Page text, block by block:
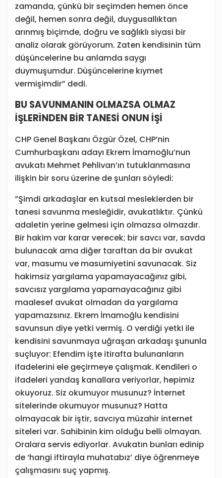
zamanda, çünkü bir seçimden hemen önce
değil, hemen sonra değil, duygusallıktan
arınmış biçimde, doğru ve sağlıklı siyasi bir
analiz olarak görüyorum. Zaten kendisinin tüm
düşüncelerine bu anlamda saygı
duymuşumdur. Düşüncelerine kıymet
vermişimdir” dedi.
BU SAVUNMANIN OLMAZSA OLMAZ
İŞLERİNDEN BİR TANESİ ONUN İŞİ
CHP Genel Başkanı Özgür Özel, CHP’nin
Cumhurbaşkanı adayı Ekrem İmamoğlu’nun
avukatı Mehmet Pehlivan’ın tutuklanmasına
ilişkin bir soru üzerine de şunları söyledi:
”Şimdi arkadaşlar en kutsal mesleklerden bir
tanesi savunma mesleğidir, avukatlıktır. Çünkü
adaletin yerine gelmesi için olmazsa olmazdır.
Bir hakim var karar verecek; bir savcı var, savda
bulunacak ama diğer taraftan da bir avukat
var, masumu ve masumiyetini savunacak. Siz
hakimsiz yargılama yapamayacağınız gibi,
savcısız yargılama yapamayacağınız gibi
maalesef avukat olmadan da yargılama
yapamazsınız. Ekrem İmamoğlu kendisini
savunsun diye yetki vermiş. O verdiği yetki ile
kendisini savunmaya uğraşan arkadaşı şununla
suçluyor: Efendim işte itirafta bulunanların
ifadelerini ele geçirmeye çalışmak. Kendileri o
ifadeleri yandaş kanallara veriyorlar, hepimiz
okuyoruz. Siz okumuyor musunuz? İnternet
sitelerinde okumuyor musunuz? Hatta
olmayacak bir iştir, savcıya müzahir internet
siteleri var. Sahibinin kim olduğu belli olmayan.
Oralara servis ediyorlar. Avukatın bunları edinip
de ‘hangi iftirayla muhatabız’ diye öğrenmeye
çalışmasını suç yapmış.